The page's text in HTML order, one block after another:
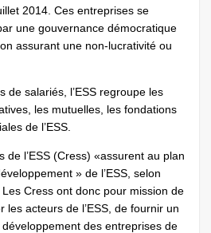
2014. Ces entreprises se
une gouvernance démocratique
assurant une non-lucrativité ou
de salariés, l’ESS regroupe les
les mutuelles, les fondations
de l’ESS.
de l’ESS (Cress) «assurent au plan
» de l’ESS, selon
Cress ont donc pour mission de
les acteurs de l’ESS, de fournir un
des entreprises de